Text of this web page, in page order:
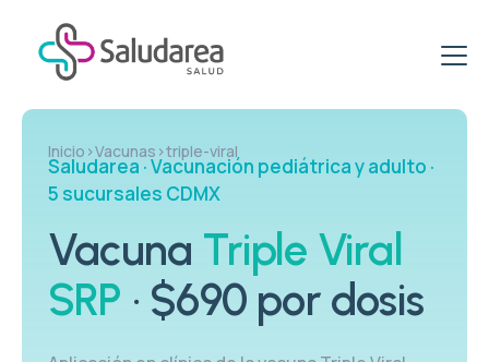
ETS & ITS
Clínica de ETS
ITS: Pruebas
Virus del papiloma VPH
VPH: Tratamiento
Vacuna VPH
Promociones
Paquetes Específicos para Mujeres
Vacunación
Inicio ›Vacunas ›triple-viral
Saludarea · Vacunación pediátrica y adulto ·
5 sucursales CDMX
Vacuna Triple Viral
SRP · $690 por dosis